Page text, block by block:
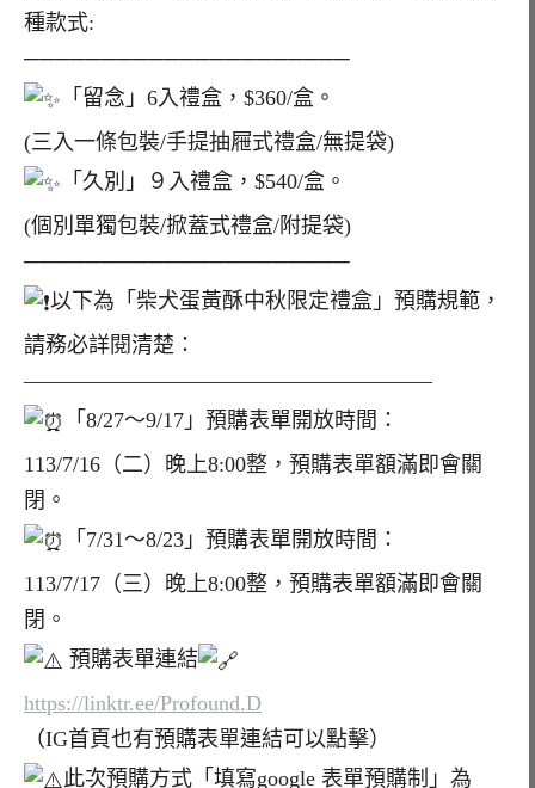
種款式:
─────────────────────
「留念」6入禮盒，$360/盒。
(三入一條包裝/手提抽屜式禮盒/無提袋)
「久別」９入禮盒，$540/盒。
(個別單獨包裝/掀蓋式禮盒/附提袋)
─────────────────────
以下為「柴犬蛋黃酥中秋限定禮盒」預購規範，
請務必詳閱清楚：
———————————————————
「8/27～9/17」預購表單開放時間：
113/7/16（二）晚上8:00整，預購表單額滿即會關
閉。
「7/31～8/23」預購表單開放時間：
113/7/17（三）晚上8:00整，預購表單額滿即會關
閉。
預購表單連結
https://linktr.ee/Profound.D
（IG首頁也有預購表單連結可以點擊）
此次預購方式「填寫google 表單預購制」為